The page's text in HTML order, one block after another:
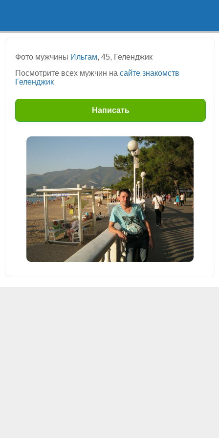
Фото мужчины Ильгам, 45, Геленджик
Посмотрите всех мужчин на сайте знакомств
Геленджик
Написать